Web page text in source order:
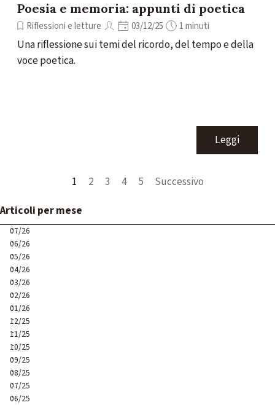
Poesia e memoria: appunti di poetica
Riflessioni e letture 03/12/25 1 minuti
Una riflessione sui temi del ricordo, del tempo e della
voce poetica.
Leggi
Pagina corrente:
1 Vai a pagina:
2 Vai a pagina:
3 Vai a pagina:
4 Vai a pagina:
5
Successivo
Salta blocco Articoli per mese
Articoli per mese
07/26
06/26
05/26
04/26
03/26
02/26
01/26
12/25
11/25
10/25
09/25
08/25
07/25
06/25